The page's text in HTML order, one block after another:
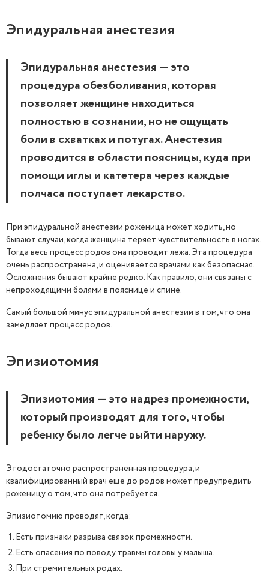
Эпидуральная анестезия
Эпидуральная анестезия — это
процедура обезболивания, которая
позволяет женщине находиться
полностью в сознании, но не ощущать
боли в схватках и потугах. Анестезия
проводится в области поясницы, куда при
помощи иглы и катетера через каждые
полчаса поступает лекарство.
При эпидуральной анестезии роженица может ходить, но
бывают случаи, когда женщина теряет чувствительность в ногах.
Тогда весь процесс родов она проводит лежа. Эта процедура
очень распространена, и оценивается врачами как безопасная.
Осложнения бывают крайне редко. Как правило, они связаны с
непроходящими болями в пояснице и спине.
Самый большой минус эпидуральной анестезии в том, что она
замедляет процесс родов.
Эпизиотомия
Эпизиотомия — это надрез промежности,
который производят для того, чтобы
ребенку было легче выйти наружу.
Этодостаточно распространенная процедура, и
квалифицированный врач еще до родов может предупредить
роженицу о том, что она потребуется.
Эпизиотомию проводят, когда:
Есть признаки разрыва связок промежности.
Есть опасения по поводу травмы головы у малыша.
При стремительных родах.